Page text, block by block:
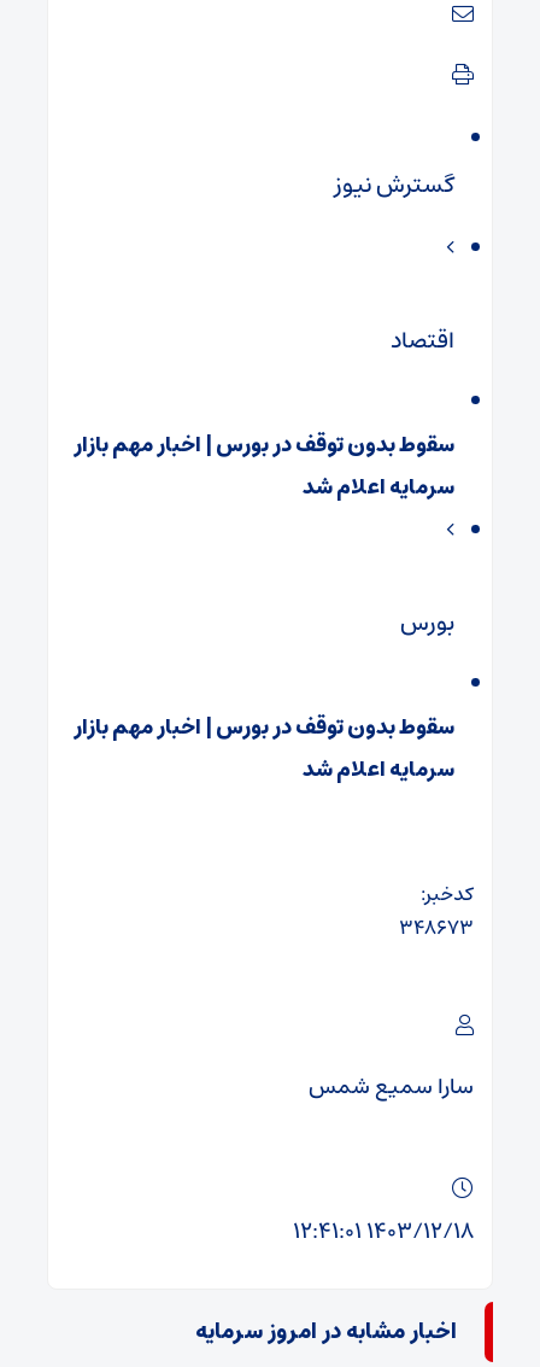
گسترش نیوز
اقتصاد
سقوط بدون توقف در بورس | اخبار مهم بازار
سرمایه اعلام شد
بورس
سقوط بدون توقف در بورس | اخبار مهم بازار
سرمایه اعلام شد
کدخبر:
۳۴۸۶۷۳
سارا سمیع شمس
۱۴۰۳/۱۲/۱۸ ۱۲:۴۱:۰۱
اخبار مشابه در امروز سرمایه